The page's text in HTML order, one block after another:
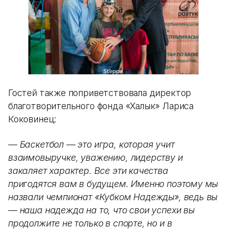
Гостей также поприветствовала директор
благотворительного фонда «Халык» Лариса
Коковинец:
— Баскетбол — это игра, которая учит
взаимовыручке, уважению, лидерству и
закаляет характер. Все эти качества
пригодятся вам в будущем. Именно поэтому мы
назвали чемпионат «Кубком Надежды», ведь вы
— наша надежда на то, что свои успехи вы
продолжите не только в спорте, но и в